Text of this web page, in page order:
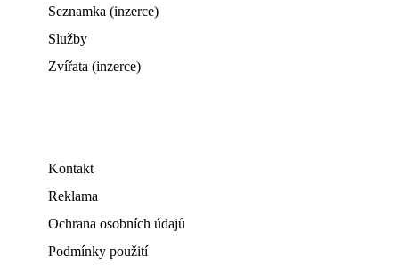
Seznamka (inzerce)
Služby
Zvířata (inzerce)
Kontakt
Reklama
Ochrana osobních údajů
Podmínky použití